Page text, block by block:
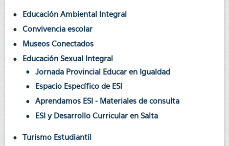
Educación Ambiental Integral
Convivencia escolar
Museos Conectados
Educación Sexual Integral
Jornada Provincial Educar en Igualdad
Espacio Específico de ESI
Aprendamos ESI - Materiales de consulta
ESI y Desarrollo Curricular en Salta
Turismo Estudiantil